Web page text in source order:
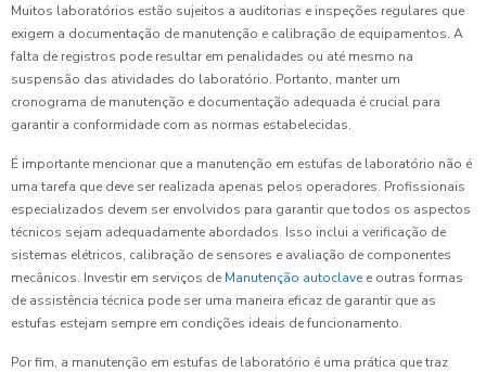
Muitos laboratórios estão sujeitos a auditorias e inspeções regulares que
exigem a documentação de manutenção e calibração de equipamentos. A
falta de registros pode resultar em penalidades ou até mesmo na
suspensão das atividades do laboratório. Portanto, manter um
cronograma de manutenção e documentação adequada é crucial para
garantir a conformidade com as normas estabelecidas.
É importante mencionar que a manutenção em estufas de laboratório não é
uma tarefa que deve ser realizada apenas pelos operadores. Profissionais
especializados devem ser envolvidos para garantir que todos os aspectos
técnicos sejam adequadamente abordados. Isso inclui a verificação de
sistemas elétricos, calibração de sensores e avaliação de componentes
mecânicos. Investir em serviços de Manutenção autoclave e outras formas
de assistência técnica pode ser uma maneira eficaz de garantir que as
estufas estejam sempre em condições ideais de funcionamento.
Por fim, a manutenção em estufas de laboratório é uma prática que traz